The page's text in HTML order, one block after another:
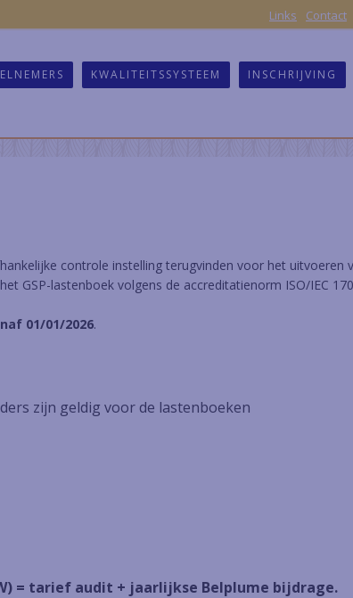
Links Contact
KWALITEITSSYSTEEM INSCHRIJVING
controle instelling terugvinden voor het
GSP-lastenboek volgens de accreditatienorm ISO/IEC
01/01/2026.
zijn geldig voor de lastenboeken
= tarief audit + jaarlijkse Belplume bijdrage.